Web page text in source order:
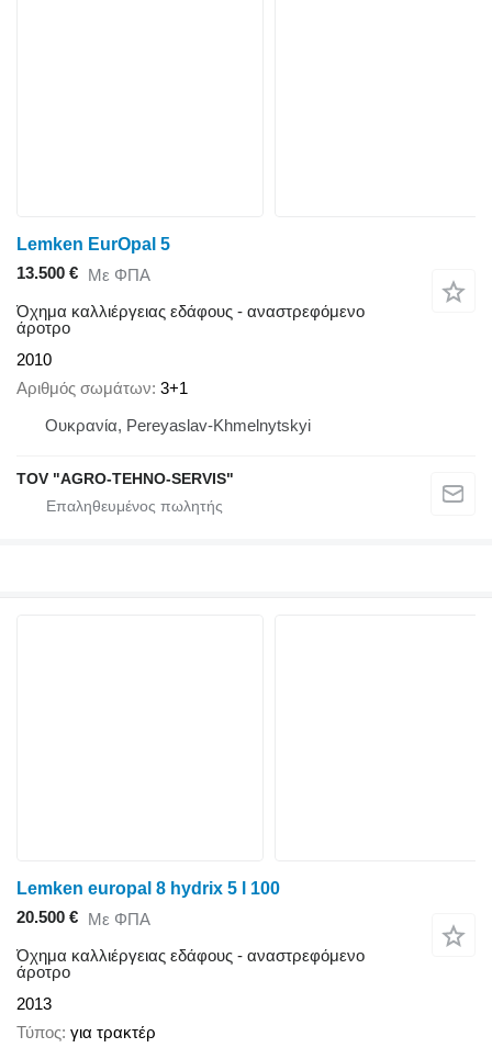
Lemken EurOpal 5
13.500 € Με ΦΠΑ
Όχημα καλλιέργειας εδάφους - αναστρεφόμενο
άροτρο
2010
Αριθμός σωμάτων 3+1
Ουκρανία, Pereyaslav-Khmelnytskyi
TOV "AGRO-TEHNO-SERVIS"
Lemken europal 8 hydrix 5 l 100
20.500 € Με ΦΠΑ
Όχημα καλλιέργειας εδάφους - αναστρεφόμενο
άροτρο
2013
Τύπος για τρακτέρ